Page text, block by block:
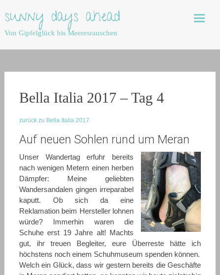
to
content
sunny days ahead
Von Gipfelglück bis Meeresrauschen
Bella Italia 2017 – Tag 4
zurück zu Bella Italia 2017
Auf neuen Sohlen rund um Meran
Unser Wandertag erfuhr bereits
nach wenigen Metern einen herben
Dämpfer: Meine geliebten
Wandersandalen gingen irreparabel
kaputt. Ob sich da eine
Reklamation beim Hersteller lohnen
würde? Immerhin waren die
Schuhe erst 19 Jahre alt! Machts
gut, ihr treuen Begleiter, eure Überreste hätte ich
höchstens noch einem Schuhmuseum spenden können.
Welch ein Glück, dass wir gestern bereits die Geschäfte